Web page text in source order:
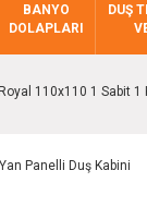
BANYO
DOLAPLARI
DUŞ
110x110 1 Sabit 1